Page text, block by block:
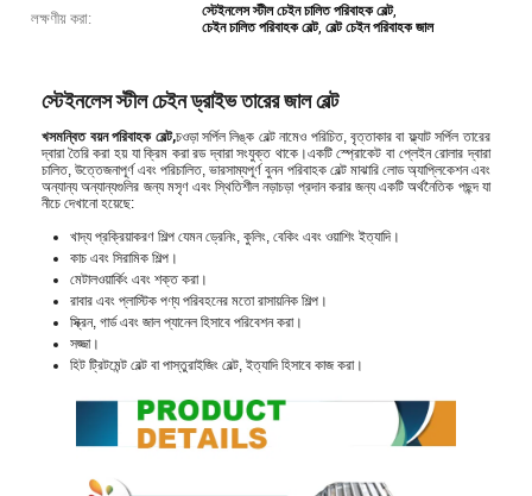
লক্ষণীয় করা:
স্টেইনলেস স্টীল চেইন চালিত পরিবাহক বেল্ট,
চেইন চালিত পরিবাহক বেল্ট,বেল্ট চেইন পরিবাহক জাল
স্টেইনলেস স্টীল চেইন ড্রাইভ তারের জাল বেল্ট
খসমন্বিত বয়ন পরিবাহক বেল্ট,চওড়া সর্পিল লিঙ্ক বেল্ট নামেও পরিচিত, বৃত্তাকার বা ফ্ল্যাট সর্পিল তারের
দ্বারা তৈরি করা হয় যা ক্রিম করা রড দ্বারা সংযুক্ত থাকে।একটি স্প্রোকেট বা প্লেইন রোলার দ্বারা
চালিত, উত্তেজনাপূর্ণ এবং পরিচালিত, ভারসাম্যপূর্ণ বুনন পরিবাহক বেল্ট মাঝারি লোড অ্যাপ্লিকেশন এবং
অন্যান্য অন্যান্যগুলির জন্য মসৃণ এবং স্থিতিশীল নড়াচড়া প্রদান করার জন্য একটি অর্থনৈতিক পছন্দ যা
নীচে দেখানো হয়েছে:
খাদ্য প্রক্রিয়াকরণ শিল্প যেমন ড্রেনিং, কুলিং, বেকিং এবং ওয়াশিং ইত্যাদি।
কাচ এবং সিরামিক শিল্প।
মেটালওয়ার্কিং এবং শক্ত করা।
রাবার এবং প্লাস্টিক পণ্য পরিবহনের মতো রাসায়নিক শিল্প।
স্ক্রিন, গার্ড এবং জাল প্যানেল হিসাবে পরিবেশন করা।
সজ্জা।
হিট ট্রিটমেন্ট বেল্ট বা পাস্তুরাইজিং বেল্ট, ইত্যাদি হিসাবে কাজ করা।